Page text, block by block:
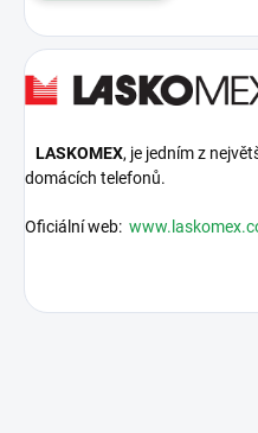
LASKOMEX, je jedním z
domácích telefonů.
Oficiální web: